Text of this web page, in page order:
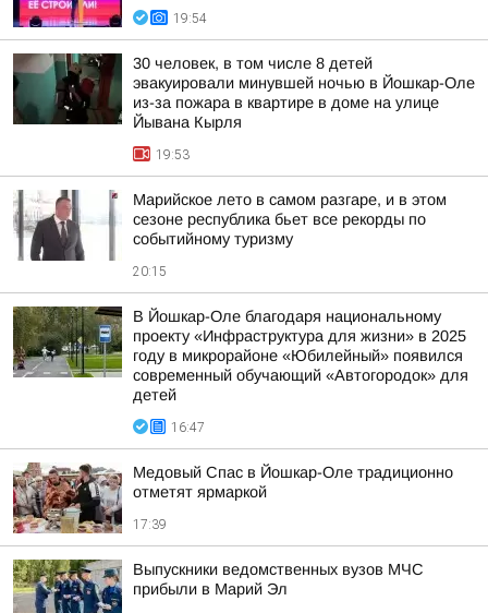
19:54
30 человек, в том числе 8 детей
эвакуировали минувшей ночью в Йошкар-Оле
из-за пожара в квартире в доме на улице
Йывана Кырля
19:53
Марийское лето в самом разгаре, и в этом
сезоне республика бьет все рекорды по
событийному туризму
20:15
В Йошкар-Оле благодаря национальному
проекту «Инфраструктура для жизни» в 2025
году в микрорайоне «Юбилейный» появился
современный обучающий «Автогородок» для
детей
16:47
Медовый Спас в Йошкар-Оле традиционно
отметят ярмаркой
17:39
Выпускники ведомственных вузов МЧС
прибыли в Марий Эл